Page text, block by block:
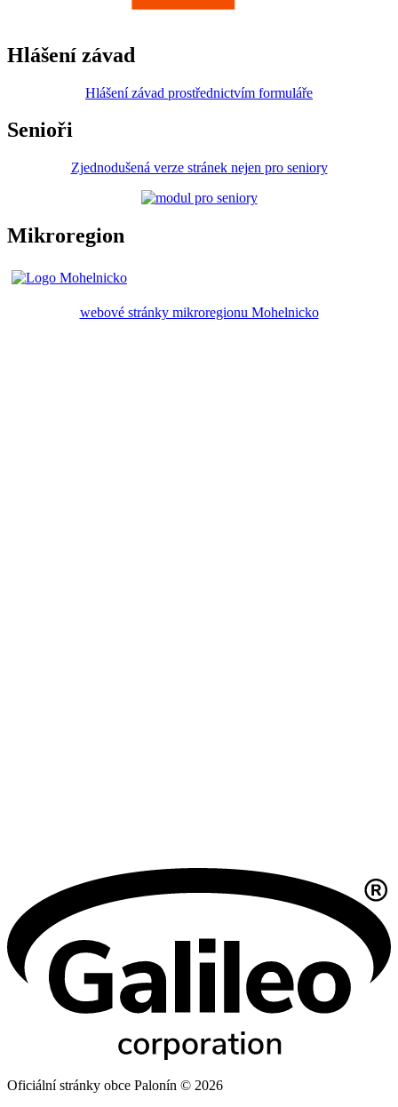
Hlášení závad
Hlášení závad prostřednictvím formuláře
Senioři
Zjednodušená verze stránek nejen pro seniory
Mikroregion
webové stránky mikroregionu Mohelnicko
Oficiální stránky obce Palonín © 2026